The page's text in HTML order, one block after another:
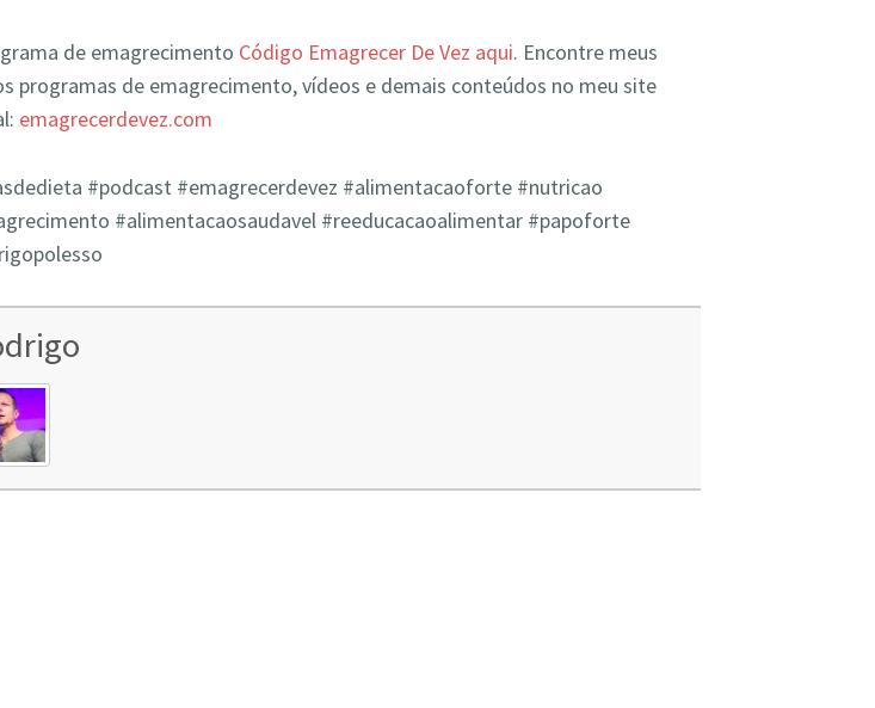
de emagrecimento Código Emagrecer De Vez aqui. Encontre meus
programas de emagrecimento, vídeos e demais conteúdos no meu site
emagrecerdevez.com
#podcast #emagrecerdevez​​ #alimentacaoforte​​ #nutricao​​
#alimentacaosaudavel​​ #reeducacaoalimentar​ #papoforte